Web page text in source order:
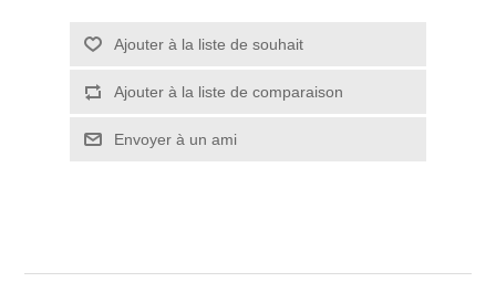
Ajouter à la liste de souhait
Ajouter à la liste de comparaison
Envoyer à un ami